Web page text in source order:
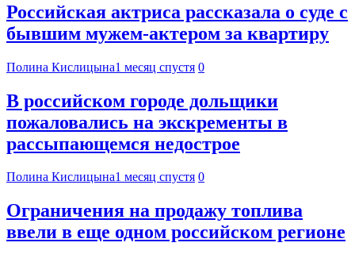
Российская актриса рассказала о суде с
бывшим мужем-актером за квартиру
Полина Кислицына1 месяц спустя 0
В российском городе дольщики
пожаловались на экскременты в
рассыпающемся недострое
Полина Кислицына1 месяц спустя 0
Ограничения на продажу топлива
ввели в еще одном российском регионе